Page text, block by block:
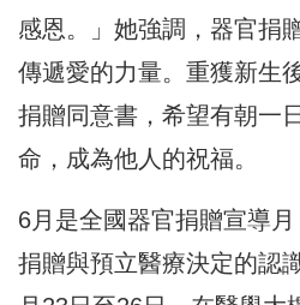
感恩。」她強調，器官捐
傳遞愛的力量。重獲新生
捐贈同意書，希望有朝一
命，成為他人的祝福。
6月是全國器官捐贈宣導
捐贈與預立醫療決定的認